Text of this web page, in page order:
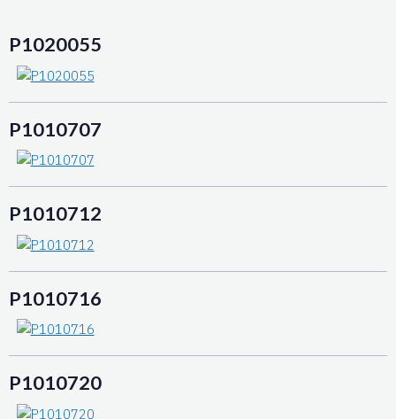
P1020055
P1010707
P1010712
P1010716
P1010720